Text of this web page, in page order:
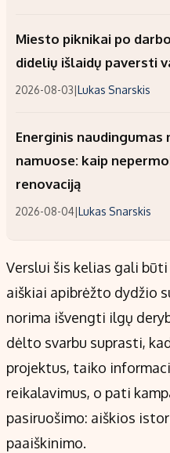
Miesto piknikai po
didelių išlaidų paversti
2026-08-03|Lukas Snarskis
Energinis naudingumas
namuose: kaip
renovaciją
2026-08-04|Lukas Snarskis
Verslui šis kelias gali
aiškiai apibrėžto dydžio
norima išvengti ilgų
dėlto svarbu suprasti,
projektus, taiko
reikalavimus, o pati
pasiruošimo: aiškios
paaiškinimo.